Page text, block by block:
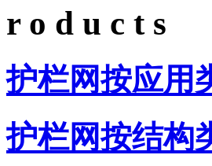
r o d u c t s
护栏网按应用
护栏网按结构